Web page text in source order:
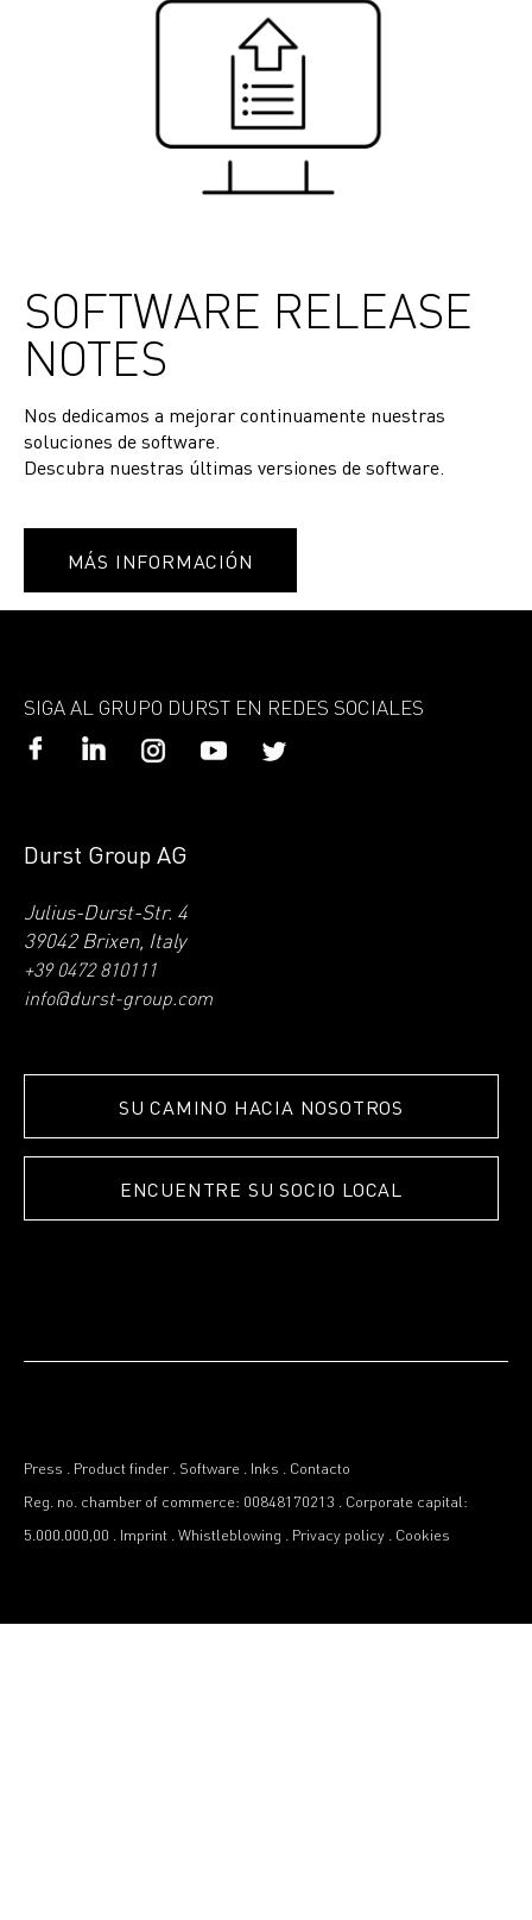
SOFTWARE RELEASE
NOTES
Nos dedicamos a mejorar continuamente nuestras
soluciones de software.
Descubra nuestras últimas versiones de software.
MÁS INFORMACIÓN
SIGA AL GRUPO DURST EN REDES SOCIALES
Durst Group AG
Julius-Durst-Str. 4
39042 Brixen, Italy
+39 0472 810111
info@durst-group.com
SU CAMINO HACIA NOSOTROS
ENCUENTRE SU SOCIO LOCAL
Press . Product finder . Software . Inks . Contacto
Reg. no. chamber of commerce: 00848170213 . Corporate capital:
5.000.000,00 . Imprint . Whistleblowing . Privacy policy . Cookies